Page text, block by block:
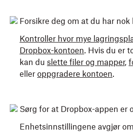
Forsikre deg om at du har nok
Kontroller hvor mye
Dropbox-kontoen. Hvis du er
kan du slette filer og mapper,
eller oppgradere kontoen.
Sørg for at Dropbox-appen er
Enhetsinnstillingene avgjør